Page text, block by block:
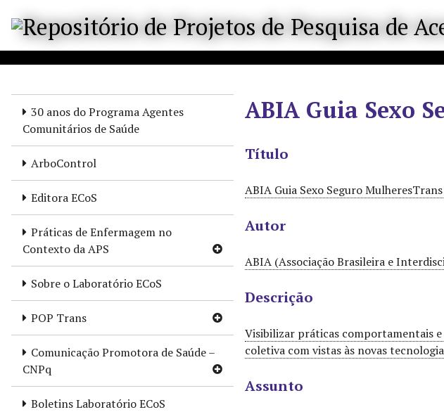
30 anos do Programa Agentes
Comunitários de Saúde
ArboControl
Editora ECoS
Práticas de Enfermagem no
Contexto da APS
Sobre o Laboratório ECoS
POP Trans
Comunicação Promotora de Saúde –
CNPq
Boletins Laboratório ECoS
ABIA Guia Sexo
Título
ABIA Guia Sexo Seguro
Autor
ABIA (Associação Brasileira e
Descrição
Visibilizar práticas comportamentais e
coletiva com vistas às novas
Assunto